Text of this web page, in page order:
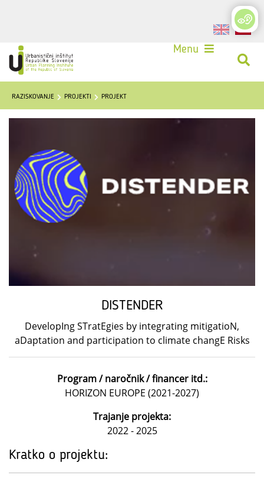
Login
Menu
RAZISKOVANJE PROJEKTI PROJEKT
DISTENDER
DevelopIng STratEgies by integrating mitigatioN,
aDaptation and participation to climate changE Risks
Program / naročnik / financer itd.:
HORIZON EUROPE (2021-2027)
Trajanje projekta:
2022 - 2025
Kratko o projektu: